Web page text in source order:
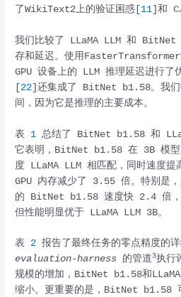
了WikiText2上的验证困惑[ 11 ]和 C
我们比较了 LLaMA LLM 和 BitNet
存和延迟。使用FasterTransformer
GPU 设备上的 LLM 推理延迟进行
[22]还集成了 BitNet b1.58。我们
间，因为它是推理的主要成本。
表 1 总结了 BitNet b1.58 和
它表明，BitNet b1.58 在 3B 模型
度 LLaMA LLM 相匹配，同时速度
GPU 内存减少了 3.55 倍。特别是
的 BitNet b1.58 速度快 2.4 倍，
但性能明显优于 LLaMA LLM 3B。
表 2 报告了最终任务的零点精度的
evaluation-harness 的管道3执行
规模的增加，BitNet b1.58和LLaMA
缩小。更重要的是，BitNet b1.58